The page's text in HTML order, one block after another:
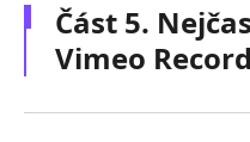
Část 5.
Vimeo